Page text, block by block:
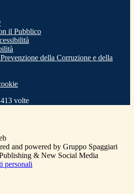
il Pubblico
della Corruzione e della
413 volte
and powered by Gruppo Spaggiari
& New Social Media
personali